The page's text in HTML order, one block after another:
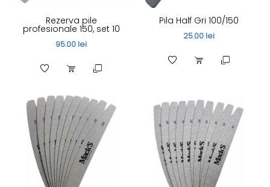
Rezerva pile
profesionale 150, set 10
95.00 lei
Pila Half Gri 100/150
25.00 lei